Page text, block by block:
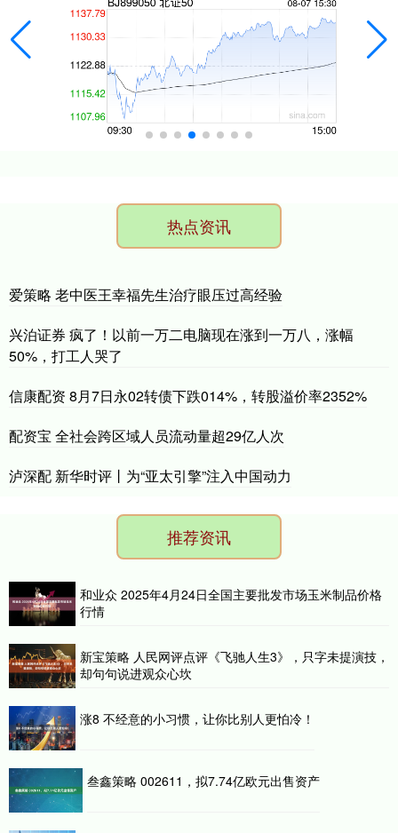
热点资讯
爱策略 老中医王幸福先生治疗眼压过高经验
兴泊证券 疯了！以前一万二电脑现在涨到一万八，涨幅
50%，打工人哭了
信康配资 8月7日永02转债下跌014%，转股溢价率2352%
配资宝 全社会跨区域人员流动量超29亿人次
泸深配 新华时评丨为“亚太引擎”注入中国动力
推荐资讯
和业众 2025年4月24日全国主要批发市场玉米制品价格
行情
新宝策略 人民网评点评《飞驰人生3》，只字未提演技，
却句句说进观众心坎
涨8 不经意的小习惯，让你比别人更怕冷！
叁鑫策略 002611，拟7.74亿欧元出售资产